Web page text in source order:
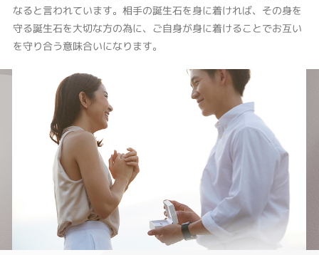
なると言われています。相手の誕生石を身に着ければ、その身を
守る誕生石を大切な方の為に、ご自身が身に着けることでお互い
を守り合う意味合いになります。